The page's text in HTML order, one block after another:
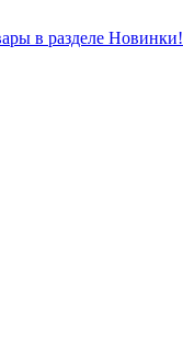
в разделе Новинки!